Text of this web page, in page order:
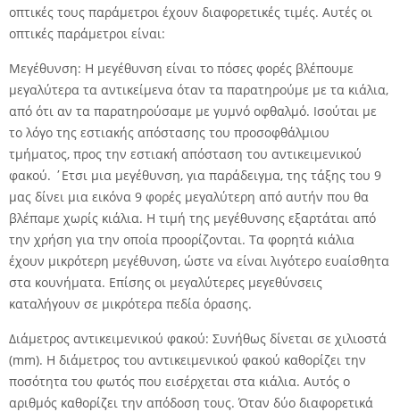
οπτικές τους παράμετροι έχουν διαφορετικές τιμές. Αυτές οι
οπτικές παράμετροι είναι:
Μεγέθυνση: Η μεγέθυνση είναι το πόσες φορές βλέπουμε
μεγαλύτερα τα αντικείμενα όταν τα παρατηρούμε με τα κιάλια,
από ότι αν τα παρατηρούσαμε με γυμνό οφθαλμό. Ισούται με
το λόγο της εστιακής απόστασης του προσοφθάλμιου
τμήματος, προς την εστιακή απόσταση του αντικειμενικού
φακού. ΄Ετσι μια μεγέθυνση, για παράδειγμα, της τάξης του 9
μας δίνει μια εικόνα 9 φορές μεγαλύτερη από αυτήν που θα
βλέπαμε χωρίς κιάλια. Η τιμή της μεγέθυνσης εξαρτάται από
την χρήση για την οποία προορίζονται. Τα φορητά κιάλια
έχουν μικρότερη μεγέθυνση, ώστε να είναι λιγότερο ευαίσθητα
στα κουνήματα. Επίσης οι μεγαλύτερες μεγεθύνσεις
καταλήγουν σε μικρότερα πεδία όρασης.
Διάμετρος αντικειμενικού φακού: Συνήθως δίνεται σε χιλιοστά
(mm). Η διάμετρος του αντικειμενικού φακού καθορίζει την
ποσότητα του φωτός που εισέρχεται στα κιάλια. Αυτός ο
αριθμός καθορίζει την απόδοση τους. Όταν δύο διαφορετικά